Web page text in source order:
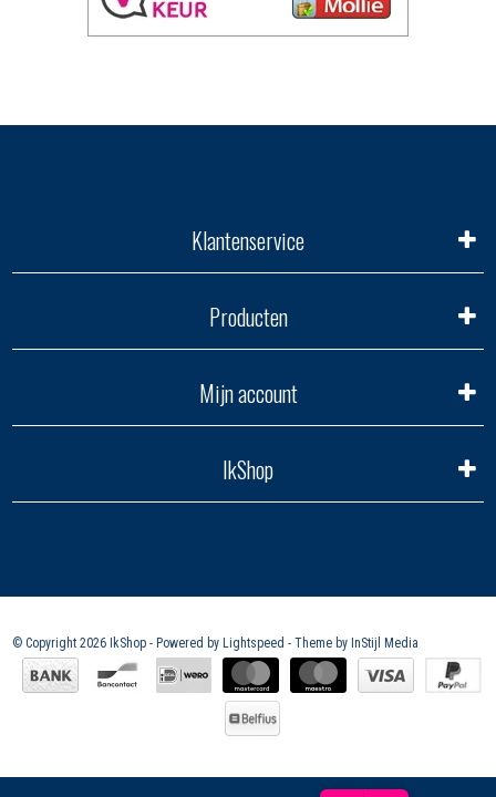
Klantenservice
Producten
Mijn account
IkShop
© Copyright 2026 IkShop - Powered by Lightspeed - Theme by InStijl Media